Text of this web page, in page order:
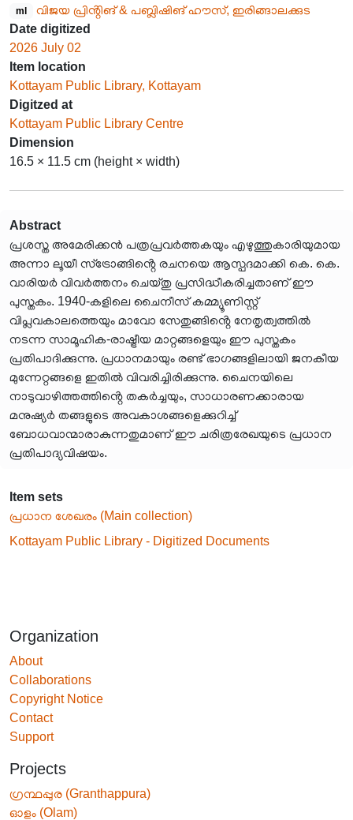
ml
വിജയ പ്രിൻ്റിങ് & പബ്ലിഷിങ് ഹൗസ്, ഇരിങ്ങാലക്കുട
Date digitized
2026 July 02
Item location
Kottayam Public Library, Kottayam
Digitzed at
Kottayam Public Library Centre
Dimension
16.5 × 11.5 cm (height × width)
Abstract
പ്രശസ്ത അമേരിക്കൻ പത്രപ്രവർത്തകയും എഴുത്തുകാരിയുമായ
അന്നാ ലൂയീ സ്ട്രോങ്ങിൻ്റെ രചനയെ ആസ്പദമാക്കി കെ. കെ.
വാരിയർ വിവർത്തനം ചെയ്തു പ്രസിദ്ധീകരിച്ചതാണ് ഈ
പുസ്തകം. 1940-കളിലെ ചൈനീസ് കമ്മ്യൂണിസ്റ്റ്
വിപ്ലവകാലത്തെയും മാവോ സേതുങ്ങിൻ്റെ നേതൃത്വത്തിൽ
നടന്ന സാമൂഹിക-രാഷ്ട്രീയ മാറ്റങ്ങളെയും ഈ പുസ്തകം
പ്രതിപാദിക്കുന്നു. പ്രധാനമായും രണ്ട് ഭാഗങ്ങളിലായി ജനകീയ
മുന്നേറ്റങ്ങളെ ഇതിൽ വിവരിച്ചിരിക്കുന്നു. ചൈനയിലെ
നാടുവാഴിത്തത്തിൻ്റെ തകർച്ചയും, സാധാരണക്കാരായ
മനുഷ്യർ തങ്ങളുടെ അവകാശങ്ങളെക്കുറിച്ച്
ബോധവാന്മാരാകുന്നതുമാണ് ഈ ചരിത്രരേഖയുടെ പ്രധാന
പ്രതിപാദ്യവിഷയം.
Item sets
പ്രധാന ശേഖരം (Main collection)
Kottayam Public Library - Digitized Documents
Organization
About
Collaborations
Copyright Notice
Contact
Support
Projects
ഗ്രന്ഥപ്പുര (Granthappura)
ഓളം (Olam)